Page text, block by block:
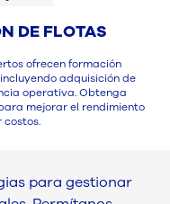
DE FLOTAS
ofrecen formación
adquisición de
operativa. Obtenga
mejorar el rendimiento
costos.
para gestionar